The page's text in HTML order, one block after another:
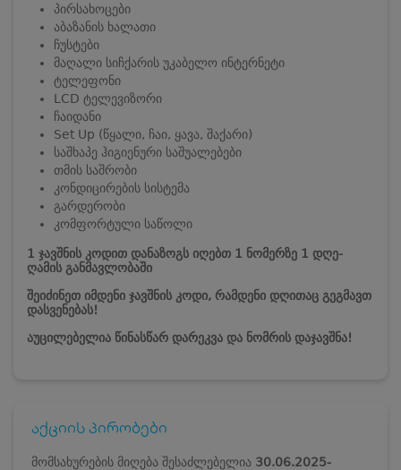
პირსახოცები
აბაზანის ხალათი
ჩუსტები
მაღალი სიჩქარის უკაბელო ინტერნეტი
ტელეფონი
LCD ტელევიზორი
ჩაიდანი
Set Up (წყალი, ჩაი, ყავა, შაქარი)
საშხაპე ჰიგიენური საშუალებები
თმის საშრობი
კონდიცირების სისტემა
გარდერობი
კომფორტული საწოლი
1 ჯავშნის კოდით დანაზოგს იღებთ 1 ნომერზე 1 დღე-
ღამის განმავლობაში
შეიძინეთ იმდენი ჯავშნის კოდი, რამდენი დღითაც გეგმავთ
დასვენებას!
აუცილებელია წინასწარ დარეკვა და ნომრის დაჯავშნა!
აქციის პირობები
მომსახურების მიღება შესაძლებელია 30.06.2025-